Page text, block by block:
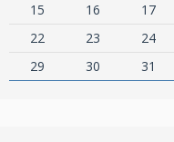
15
16 17
22
23 24
29
30 31